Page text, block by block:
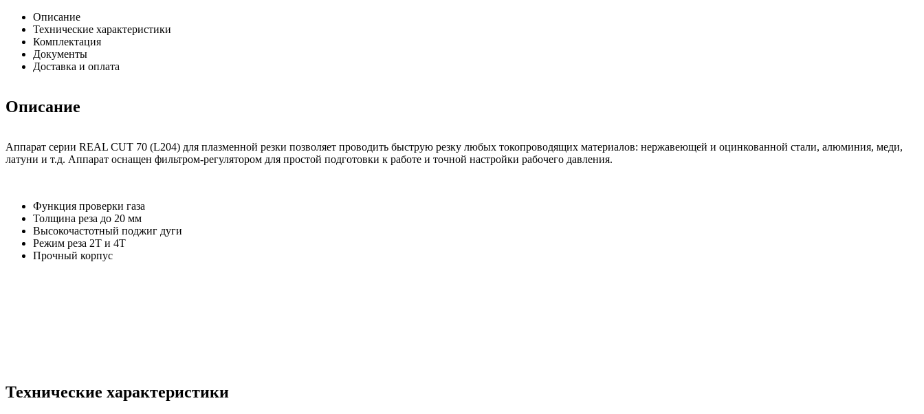
Описание
Технические характеристики
Комплектация
Документы
Доставка и оплата
Описание
Аппарат серии REAL CUT 70 (L204) для плазменной резки позволяет проводить быструю резку любых токопроводящих материалов: нержавеющей и оцинкованной стали, алюминия, меди,
латуни и т.д. Аппарат оснащен фильтром-регулятором для простой подготовки к работе и точной настройки рабочего давления.
Функция проверки газа
Толщина реза до 20 мм
Высокочастотный поджиг дуги
Режим реза 2Т и 4Т
Прочный корпус
Технические характеристики